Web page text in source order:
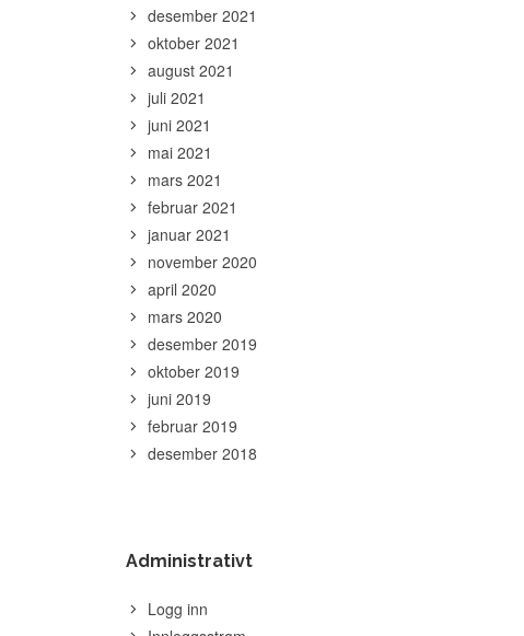
desember 2021
oktober 2021
august 2021
juli 2021
juni 2021
mai 2021
mars 2021
februar 2021
januar 2021
november 2020
april 2020
mars 2020
desember 2019
oktober 2019
juni 2019
februar 2019
desember 2018
Administrativt
Logg inn